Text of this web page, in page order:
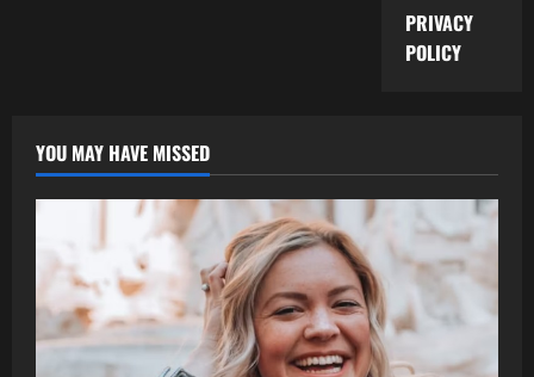
PRIVACY
POLICY
YOU MAY HAVE MISSED